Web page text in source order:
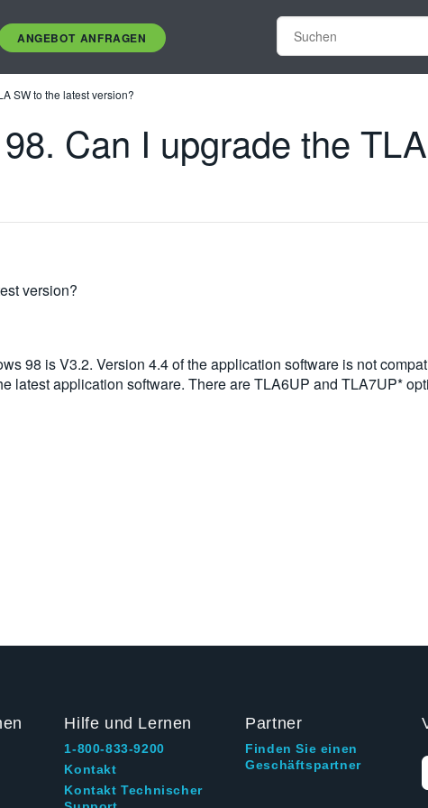
ANGEBOT ANFRAGEN
SW to the latest version?
Can I upgrade the
version?
98 is V3.2. Version 4.4 of the application software is not
latest application software. There are TLA6UP and TLA7UP*
Hilfe und Lernen
1-800-833-9200
Kontakt
Kontakt Technischer
Partner
Finden Sie einen
Geschäftspartner